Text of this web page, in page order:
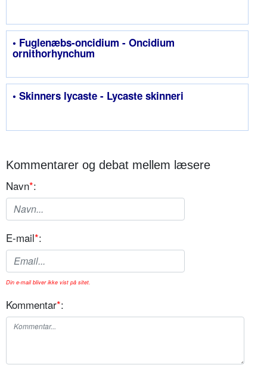
• Fuglenæbs-oncidium - Oncidium
ornithorhynchum
• Skinners lycaste - Lycaste skinneri
Kommentarer og debat mellem læsere
Navn*:
E-mail*:
Din e-mail bliver ikke vist på sitet.
Kommentar*: